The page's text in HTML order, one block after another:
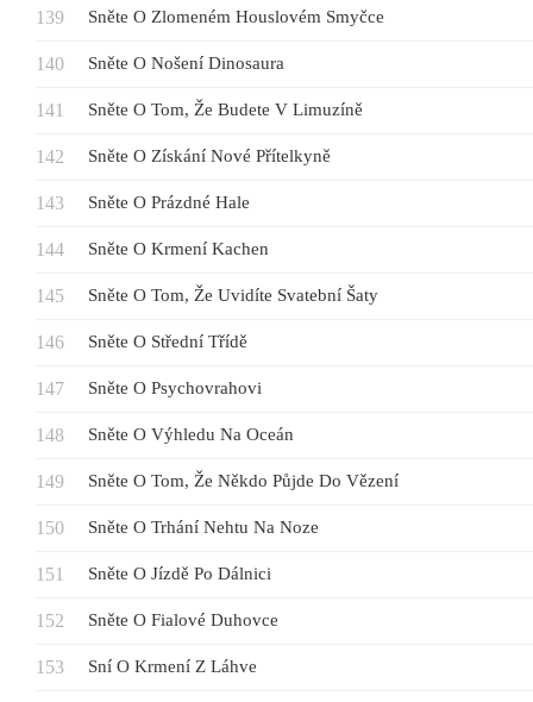
Sněte O Zlomeném Houslovém Smyčce
Sněte O Nošení Dinosaura
Sněte O Tom, Že Budete V Limuzíně
Sněte O Získání Nové Přítelkyně
Sněte O Prázdné Hale
Sněte O Krmení Kachen
Sněte O Tom, Že Uvidíte Svatební Šaty
Sněte O Střední Třídě
Sněte O Psychovrahovi
Sněte O Výhledu Na Oceán
Sněte O Tom, Že Někdo Půjde Do Vězení
Sněte O Trhání Nehtu Na Noze
Sněte O Jízdě Po Dálnici
Sněte O Fialové Duhovce
Sní O Krmení Z Láhve